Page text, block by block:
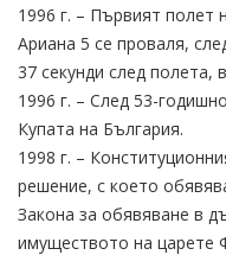
1996 г. – Първият полет
Ариана 5 се проваля,
37 секунди след полета,
1996 г. – След 53-
Купата на България.
1998 г. –
решение, с което
Закона за обявяване в
имуществото на царете